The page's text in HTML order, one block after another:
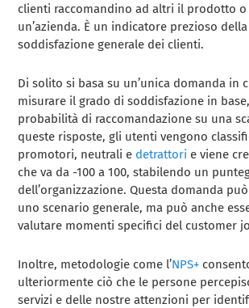
clienti raccomandino ad altri il prodotto
un’azienda. È un indicatore prezioso
soddisfazione generale dei clienti.
Di solito si basa su un’unica domanda in
misurare il grado di soddisfazione in
probabilità di raccomandazione su una
queste risposte, gli utenti vengono
promotori, neutrali e detrattori e viene
che va da -100 a 100, stabilendo un
dell’organizzazione. Questa domanda
uno scenario generale, ma può anche
valutare momenti specifici del customer
Inoltre, metodologie come l’NPS+
ulteriormente ciò che le persone
servizi e delle nostre attenzioni per